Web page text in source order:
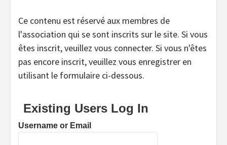
Ce contenu est réservé aux membres de
l'association qui se sont inscrits sur le site. Si vous
êtes inscrit, veuillez vous connecter. Si vous n'êtes
pas encore inscrit, veuillez vous enregistrer en
utilisant le formulaire ci-dessous.
Existing Users Log In
Username or Email